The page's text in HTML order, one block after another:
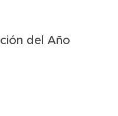
del Año